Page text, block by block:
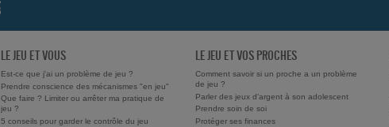
LE JEU ET VOUS
Est-ce que j'ai un problème de jeu ?
Prendre conscience des mécanismes "en jeu"
Que faire ? Limiter ou arrêter ma pratique de
jeu ?
5 conseils pour garder le contrôle du jeu
LE JEU ET VOS PROCHES
Comment savoir si un proche a un problème
de jeu ?
Parler des jeux d'argent à son adolescent
Prendre soin de soi
Protéger ses finances